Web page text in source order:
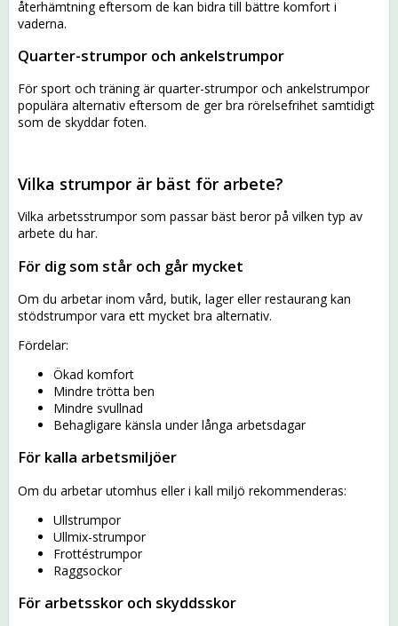
återhämtning eftersom de kan bidra till bättre komfort i
vaderna.
Quarter-strumpor och ankelstrumpor
För sport och träning är quarter-strumpor och ankelstrumpor
populära alternativ eftersom de ger bra rörelsefrihet samtidigt
som de skyddar foten.
Vilka strumpor är bäst för arbete?
Vilka arbetsstrumpor som passar bäst beror på vilken typ av
arbete du har.
För dig som står och går mycket
Om du arbetar inom vård, butik, lager eller restaurang kan
stödstrumpor vara ett mycket bra alternativ.
Fördelar:
Ökad komfort
Mindre trötta ben
Mindre svullnad
Behagligare känsla under långa arbetsdagar
För kalla arbetsmiljöer
Om du arbetar utomhus eller i kall miljö rekommenderas:
Ullstrumpor
Ullmix-strumpor
Frottéstrumpor
Raggsockor
För arbetsskor och skyddsskor